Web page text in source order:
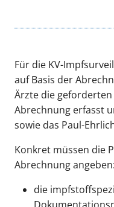
Für die KV-
auf Basis der
Ärzte die
Abrechnung erfasst
sowie das Paul-
Konkret müssen die
Abrechnung angeben:
die